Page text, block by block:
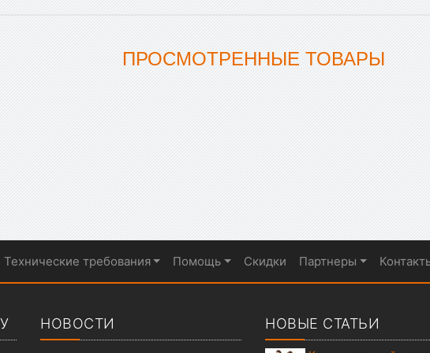
ПРОСМОТРЕННЫЕ ТОВАРЫ
Технические требования Помощь Скидки Партнеры
НОВОСТИ НОВЫЕ СТАТЬИ